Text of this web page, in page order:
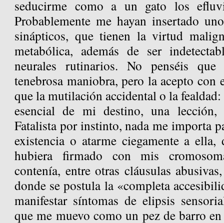
seducirme como a un gato los
Probablemente me hayan insertado
sinápticos, que tienen la virtud
metabólica, además de ser
neurales rutinarios. No penséis
tenebrosa maniobra, pero la acepto
que la mutilación accidental o la
esencial de mi destino, una
Fatalista por instinto, nada me importa
existencia o atarme ciegamente a
hubiera firmado con mis
contenía, entre otras cláusulas
donde se postula la «completa
manifestar síntomas de elipsis
que me muevo como un pez de barro